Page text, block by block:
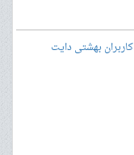
بهشتی دایت